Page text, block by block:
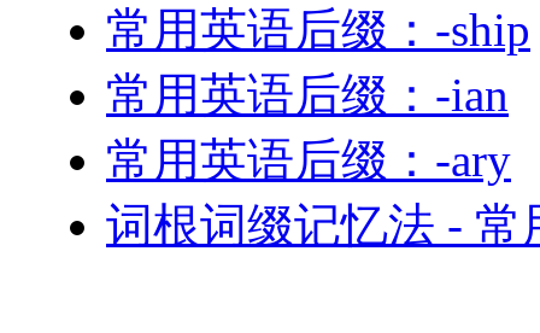
常用英语后缀：-ship
常用英语后缀：-ian
常用英语后缀：-ary
词根词缀记忆法 - 常